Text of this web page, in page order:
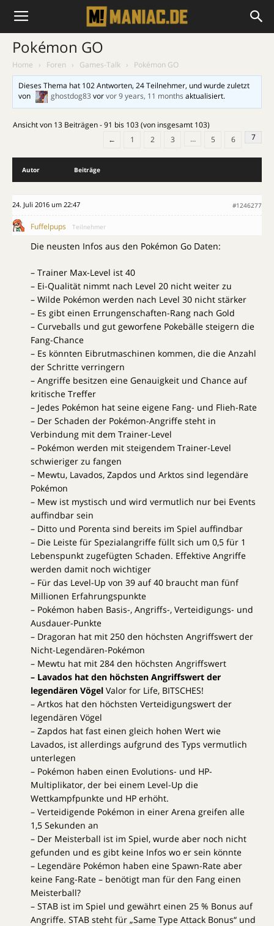
Pokémon GO
Home › Foren › Games-Talk ›
Pokémon GO
Dieses Thema hat 102 Antworten, 24 Teilnehmer, und wurde zuletzt
von
ghostdog83 vorvor 9 years, 11 months aktualisiert.
Ansicht von 13 Beiträgen - 91 bis 103 (von insgesamt 103)
←
1 2 3 … 5 6 7
Autor Beiträge
24. Juli 2016 um 22:47 #1246277
Fuffelpups Teilnehmer
Die neusten Infos aus den Pokémon Go Daten:
– Trainer Max-Level ist 40
– Ei-Qualität nimmt nach Level 20 nicht weiter zu
– Wilde Pokémon werden nach Level 30 nicht stärker
– Es gibt einen Errungenschaften-Rang nach Gold
– Curveballs und gut geworfene Pokebälle steigern die
Fang-Chance
– Es könnten Eibrutmaschinen kommen, die die Anzahl
der Schritte verringern
– Angriffe besitzen eine Genauigkeit und Chance auf
kritische Treffer
– Jedes Pokémon hat seine eigene Fang- und Flieh-Rate
– Der Schaden der Pokémon-Angriffe steht in
Verbindung mit dem Trainer-Level
– Pokémon werden mit steigendem Trainer-Level
schwieriger zu fangen
– Mewtu, Lavados, Zapdos und Arktos sind legendäre
Pokémon
– Mew ist mystisch und wird vermutlich nur bei Events
auffindbar sein
– Ditto und Porenta sind bereits im Spiel auffindbar
– Die Leiste für Spezialangriffe füllt sich um 0,5 für 1
Lebenspunkt zugefügten Schaden. Effektive Angriffe
werden damit noch wichtiger
– Für das Level-Up von 39 auf 40 braucht man fünf
Millionen Erfahrungspunkte
– Pokémon haben Basis-, Angriffs-, Verteidigungs- und
Ausdauer-Punkte
– Dragoran hat mit 250 den höchsten Angriffswert der
Nicht-Legendären-Pokémon
– Mewtu hat mit 284 den höchsten Angriffswert
– Lavados hat den höchsten Angriffswert der
legendären Vögel Valor for Life, BITSCHES!
– Artkos hat den höchsten Verteidigungswert der
legendären Vögel
– Zapdos hat fast einen gleich hohen Wert wie
Lavados, ist allerdings aufgrund des Typs vermutlich
unterlegen
– Pokémon haben einen Evolutions- und HP-
Multiplikator, der bei einem Level-Up die
Wettkampfpunkte und HP erhöht.
– Verteidigende Pokémon in einer Arena greifen alle
1,5 Sekunden an
– Der Meisterball ist im Spiel, wurde aber noch nicht
gefunden und es gibt keine Infos wo er sein könnte
– Legendäre Pokémon haben eine Spawn-Rate aber
keine Fang-Rate – benötigt man für den Fang einen
Meisterball?
– STAB ist im Spiel und gewährt einen 25 % Bonus auf
Angriffe. STAB steht für „Same Type Attack Bonus“ und